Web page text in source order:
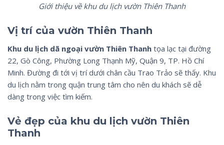
Giới thiệu về khu du lịch vườn Thiên Thanh
Vị trí của vườn Thiên Thanh
Khu du lịch dã ngoại vườn Thiên Thanh tọa lạc tại đường
22, Gò Công, Phường Long Thạnh Mỹ, Quận 9, TP. Hồ Chí
Minh. Đường đi tới vị trí dưới chân cầu Trao Trảo sẽ thấy. Khu
du lịch nằm trong quận trung tâm cho nên du khách sẽ dễ
dàng trong việc tìm kiếm.
Vẻ đẹp của khu du lịch vườn Thiên
Thanh